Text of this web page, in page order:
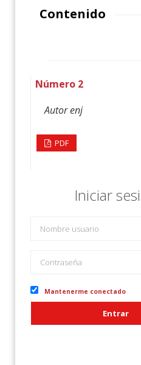
Contenido
Número 2
Autor enj
PDF
Iniciar
Mantenerme conectado
Entrar